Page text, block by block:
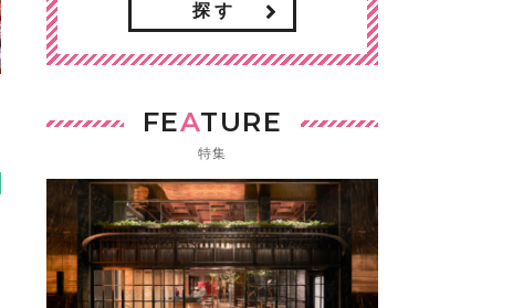
探 す
FEATURE
特集